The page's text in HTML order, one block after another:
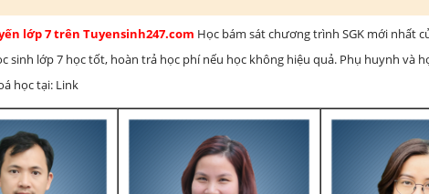
lớp 7 trên Tuyensinh247.com Học bám sát chương trình SGK mới nhất
sinh lớp 7 học tốt, hoàn trả học phí nếu học không hiệu quả. Phụ huynh và
học tại: Link